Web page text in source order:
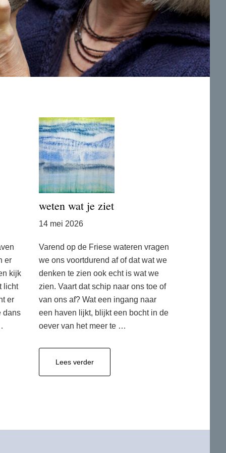
er
kijk
licht
er
dans
weten wat je ziet
14 mei 2026
Varend op de Friese wateren vragen
we ons voortdurend af of dat wat we
denken te zien ook echt is wat we
zien. Vaart dat schip naar ons toe of
van ons af? Wat een ingang naar
een haven lijkt, blijkt een bocht in de
oever van het meer te …
Lees verderoverweten